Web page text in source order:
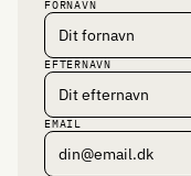
FORNAVN
EFTERNAVN
EMAIL